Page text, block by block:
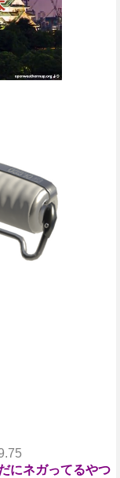
e
にネガってるやつ